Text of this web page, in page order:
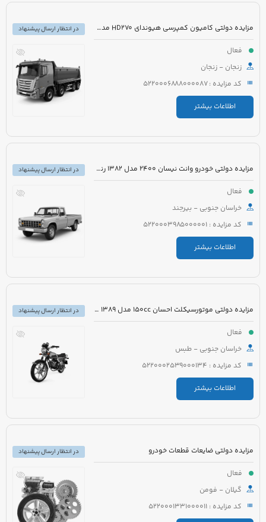
مزایده دولتی کامیون کمپرسی هیوندای HD270 مدل 1390 رنگ سفید
فعال
زنجان - زنجان
کد مزایده : 5220006888000087
اطلاعات بیشتر
در انتظار ارسال پیشنهاد
مزایده دولتی خودرو وانت نیسان 2400 مدل 1382 رنگ آبی
فعال
خراسان جنوبی - بیرجند
کد مزایده : 5220003985000001
اطلاعات بیشتر
در انتظار ارسال پیشنهاد
مزایده دولتی موتورسیکلت احسان 150cc مدل 1389 رنگ مشکی
فعال
خراسان جنوبی - طبس
کد مزایده : 5220002539000134
اطلاعات بیشتر
در انتظار ارسال پیشنهاد
مزایده دولتی ضایعات قطعات خودرو
فعال
گیلان - فومن
کد مزایده : 5220001331000011
در انتظار ارسال پیشنهاد